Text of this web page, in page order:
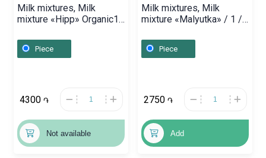
Milk mixtures, Milk
mixture «Hipp» Organic1/
Piece
4300 ֏
Not available
Milk mixtures, Milk
mixture «Malyutka» / 1 /
Piece
2750 ֏
Add